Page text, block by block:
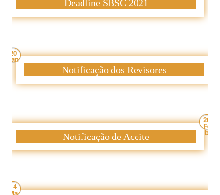
Deadline SBSC 2021
20
Jan
Notificação dos Revisores
26
Fe
b
Notificação de Aceite
14
Ma